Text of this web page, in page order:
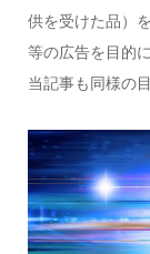
供を受けた品）
等の広告を目的
当記事も同様の